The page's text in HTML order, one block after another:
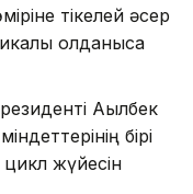
тікелей әсер
қолданысқа
Ақылбек
бірі
цикл жүйесін